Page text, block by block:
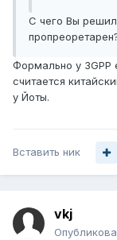
С чего Вы
Формально у 3GPP
считается
у Йоты.
Вставить ник
vkj